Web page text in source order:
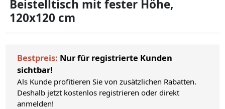
Beistelltisch mit fester Höhe,
120x120 cm
Bestpreis: Nur für registrierte Kunden
sichtbar!
Als Kunde profitieren Sie von zusätzlichen Rabatten.
Deshalb jetzt kostenlos registrieren oder direkt
anmelden!